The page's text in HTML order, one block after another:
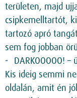
területen, majd
csipkemelltartót,
tartozó apró
sem fog jobban
DARKOOOOO!
Kis ideig semmi
oldalán, amit én